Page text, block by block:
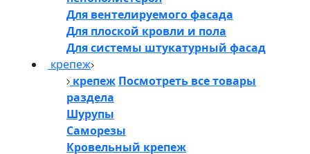
Для вентелируемого фасада
Для плоской кровли и пола
Для системы штукатурный фасад
крепеж
крепеж Посмотреть все товары
раздела
Шурупы
Саморезы
Кровельный крепеж